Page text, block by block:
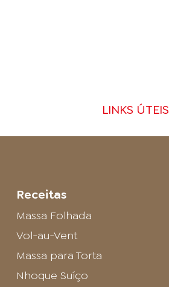
LINKS ÚTEIS
Receitas
Massa Folhada
Vol-au-Vent
Massa para Torta
Nhoque Suíço